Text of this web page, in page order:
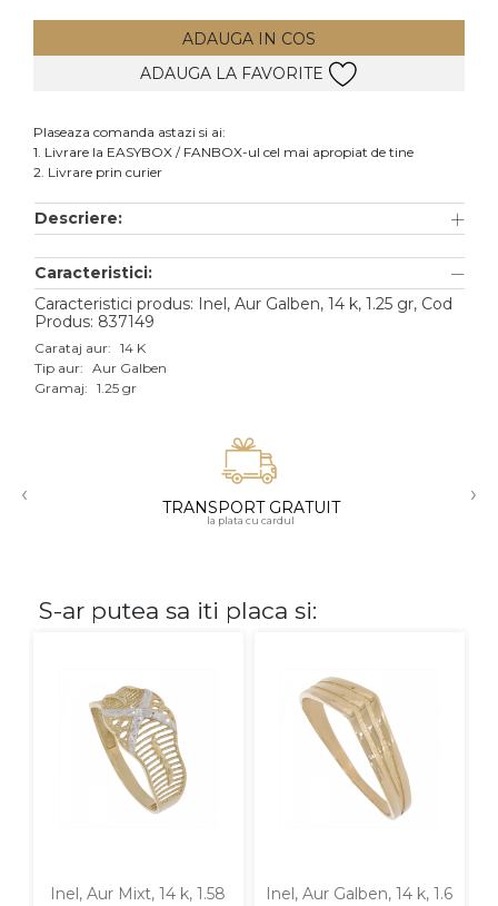
Accesorii
Aur alb
Aur roz
Aur mixt
18K
Diamante
ADAUGA IN COS
ADAUGA LA FAVORITE
Plaseaza comanda astazi si ai:
1. Livrare la EASYBOX / FANBOX-ul cel mai apropiat de tine
2. Livrare prin curier
Descriere:
Caracteristici:
Caracteristici produs: Inel, Aur Galben, 14 k, 1.25 gr, Cod
Produs: 837149
Carataj aur: 14 K
Tip aur: Aur Galben
Gramaj: 1.25 gr
‹ TRANSPORT GRATUIT
la plata cu cardul
›
S-ar putea sa iti placa si:
Inel, Aur Mixt, 14 k, 1.58
Inel, Aur Galben, 14 k, 1.6